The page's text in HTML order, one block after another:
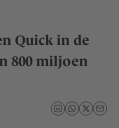
Quick in de
800 miljoen